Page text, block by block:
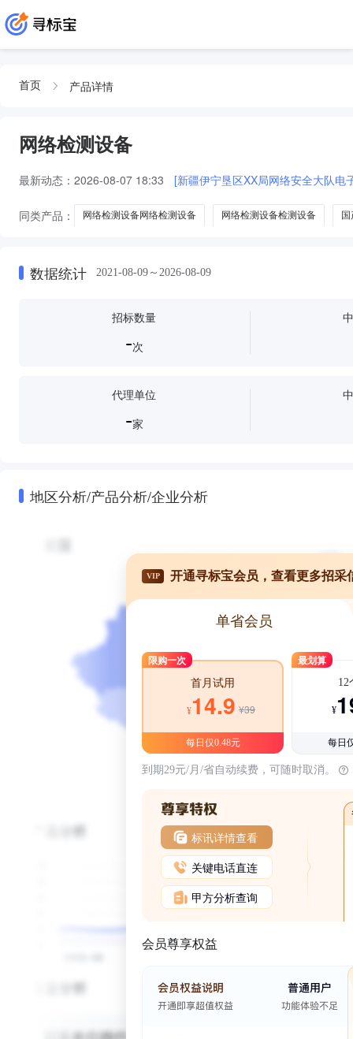
首页 产品详情
网络检测设备
最新动态： 2026-08-07 18:33 [新疆伊宁垦区XX局网络安全大队电
同类产品： 网络检测设备网络检测设备 网络检测设备检测设备 国
数据统计 2021-08-09～2026-08-09
招标数量
-次
代理单位
-家
地区分析/产品分析/企业分析
VIP 开通寻标宝会员，查看更多招采
单省会员
限购一次
首月试用
¥14.9 ¥39
每日仅0.48元
最划算
12
¥
每日
到期29元/月/省自动续费，可随时取消。
标讯详情查看
关键电话直连
甲方分析查询
会员尊享权益